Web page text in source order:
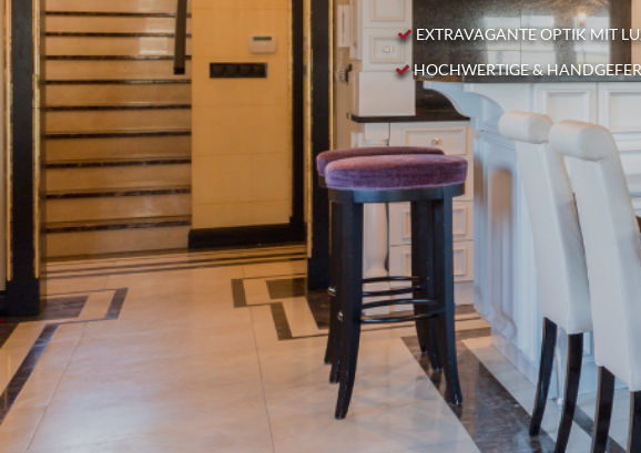
EXTRAVAGANTE OPTIK MIT
HOCHWERTIGE &